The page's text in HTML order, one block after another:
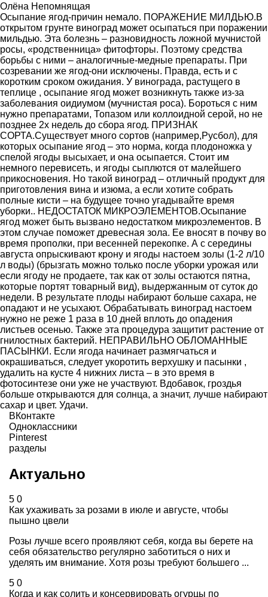
Олёна Непомнящая
Осыпание ягод-причин немало. ПОРАЖЕНИЕ МИЛДЬЮ.В
открытом грунте виноград может осыпаться при поражении
мильдью. Эта болезнь – разновидность ложной мучнистой
росы, «родственница» фитофторы. Поэтому средства
борьбы с ними – аналогичные-медные препараты. При
созревании же ягод-они исключены. Правда, есть и с
коротким сроком ожидания. У винограда, растущего в
теплице , осыпание ягод может возникнуть также из-за
заболевания оидиумом (мучнистая роса). Бороться с ним
нужно препаратами, Топазом или коллоидной серой, но не
позднее 2х недель до сбора ягод. ПРИЗНАК
СОРТА.Существует много сортов (например,Русбол), для
которых осыпание ягод – это норма, когда плодоножка у
спелой ягоды высыхает, и она осыпается. Стоит им
немного перевисеть, и ягоды сыплются от малейшего
прикосновения. Но такой виноград – отличный продукт для
приготовления вина и изюма, а если хотите собрать
полные кисти – на будущее точно угадывайте время
уборки.. НЕДОСТАТОК МИКРОЭЛЕМЕНТОВ.Осыпание
ягод может быть вызвано недостатком микроэлементов. В
этом случае поможет древесная зола. Ее вносят в почву во
время прополки, при весенней перекопке. А с середины
августа опрыскивают крону и ягоды настоем золы (1-2 л/10
л воды) (брызгать можно только после уборки урожая или
если ягоду не продаете, так как от золы остаются пятна,
которые портят товарный вид), выдержанным от суток до
недели. В результате плоды набирают больше сахара, не
опадают и не усыхают. Обрабатывать виноград настоем
нужно не реже 1 раза в 10 дней вплоть до опадения
листьев осенью. Также эта процедура защитит растение от
гнилостных бактерий. НЕПРАВИЛЬНО ОБЛОМАННЫЕ
ПАСЫНКИ. Если ягода начинает размягчаться и
окрашиваться, следует укоротить верхушку и пасынки ,
удалить на кусте 4 нижних листа – в это время в
фотосинтезе они уже не участвуют. Вдобавок, гроздья
больше открываются для солнца, а значит, лучше набирают
сахар и цвет. Удачи.
ВКонтакте
Одноклассники
Pinterest
разделы
Актуально
5 0
Как ухаживать за розами в июле и августе, чтобы
пышно цвели
Розы лучше всего проявляют себя, когда вы берете на
себя обязательство регулярно заботиться о них и
уделять им внимание. Хотя розы требуют большего ...
5 0
Когда и как солить и консервировать огурцы по